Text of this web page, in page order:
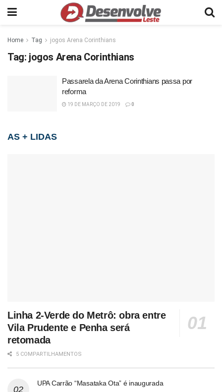
Home Tag jogos Arena Corinthians
Tag: jogos Arena Corinthians
Passarela da Arena Corinthians passa por
reforma
19 DE MARÇO DE 2019 0
AS + LIDAS
Linha 2-Verde do Metrô: obra entre
Vila Prudente e Penha será
retomada
5 COMPARTILHAMENTOS
UPA Carrão “Masataka Ota” é inaugurada